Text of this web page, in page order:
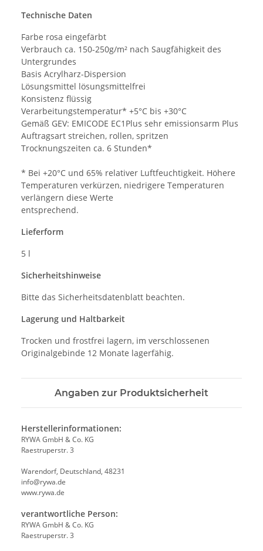
Technische Daten
Farbe rosa eingefärbt
Verbrauch ca. 150-250g/m² nach Saugfähigkeit des
Untergrundes
Basis Acrylharz-Dispersion
Lösungsmittel lösungsmittelfrei
Konsistenz flüssig
Verarbeitungstemperatur* +5°C bis +30°C
Gemäß GEV: EMICODE EC1Plus sehr emissionsarm Plus
Auftragsart streichen, rollen, spritzen
Trocknungszeiten ca. 6 Stunden*
* Bei +20°C und 65% relativer Luftfeuchtigkeit. Höhere
Temperaturen verkürzen, niedrigere Temperaturen
verlängern diese Werte
entsprechend.
Lieferform
5 l
Sicherheitshinweise
Bitte das Sicherheitsdatenblatt beachten.
Lagerung und Haltbarkeit
Trocken und frostfrei lagern, im verschlossenen
Originalgebinde 12 Monate lagerfähig.
Angaben zur Produktsicherheit
Herstellerinformationen:
RYWA GmbH & Co. KG
Raestruperstr. 3
Warendorf, Deutschland, 48231
info@rywa.de
www.rywa.de
verantwortliche Person:
RYWA GmbH & Co. KG
Raestruperstr. 3